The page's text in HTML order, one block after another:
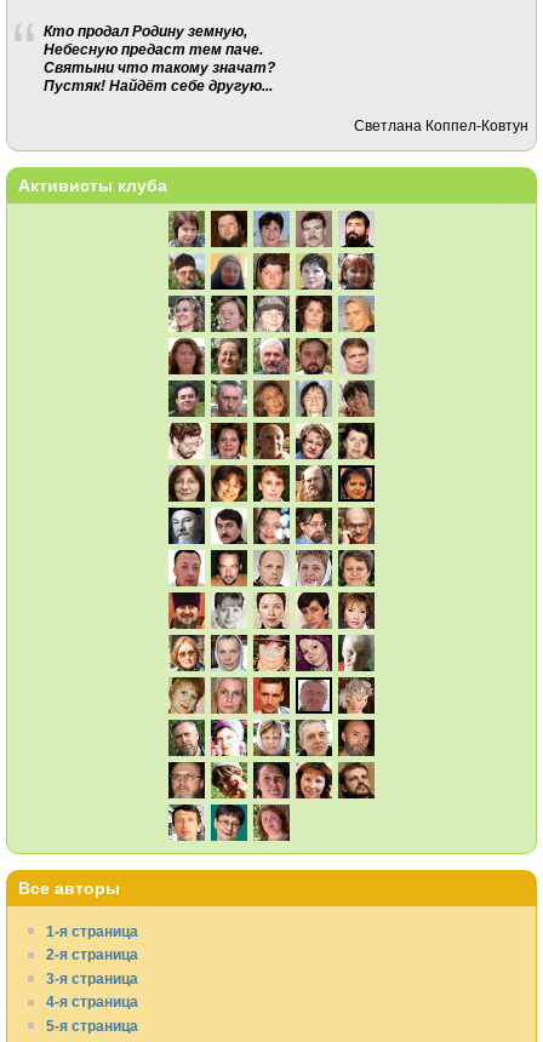
Кто продал Родину земную,
Небесную предаст тем паче.
Святыни что такому значат?
Пустяк! Найдёт себе другую...
Светлана Коппел-Ковтун
Активисты клуба
Все авторы
1-я страница
2-я страница
3-я страница
4-я страница
5-я страница